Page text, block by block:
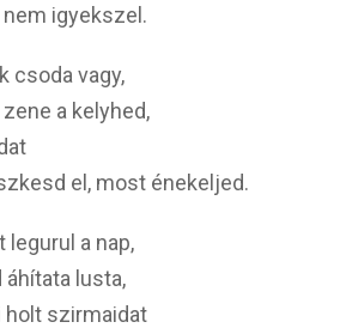
igyekszel.
csoda vagy,
a kelyhed,
el, most énekeljed.
legurul a nap,
lusta,
holt szirmaidat